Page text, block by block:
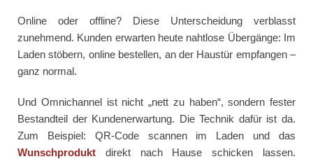
Online oder offline? Diese Unterscheidung verblasst
zunehmend. Kunden erwarten heute nahtlose Übergänge: Im
Laden stöbern, online bestellen, an der Haustür empfangen –
ganz normal.
Und Omnichannel ist nicht „nett zu haben“, sondern fester
Bestandteil der Kundenerwartung. Die Technik dafür ist da.
Zum Beispiel: QR-Code scannen im Laden und das
Wunschprodukt direkt nach Hause schicken lassen.